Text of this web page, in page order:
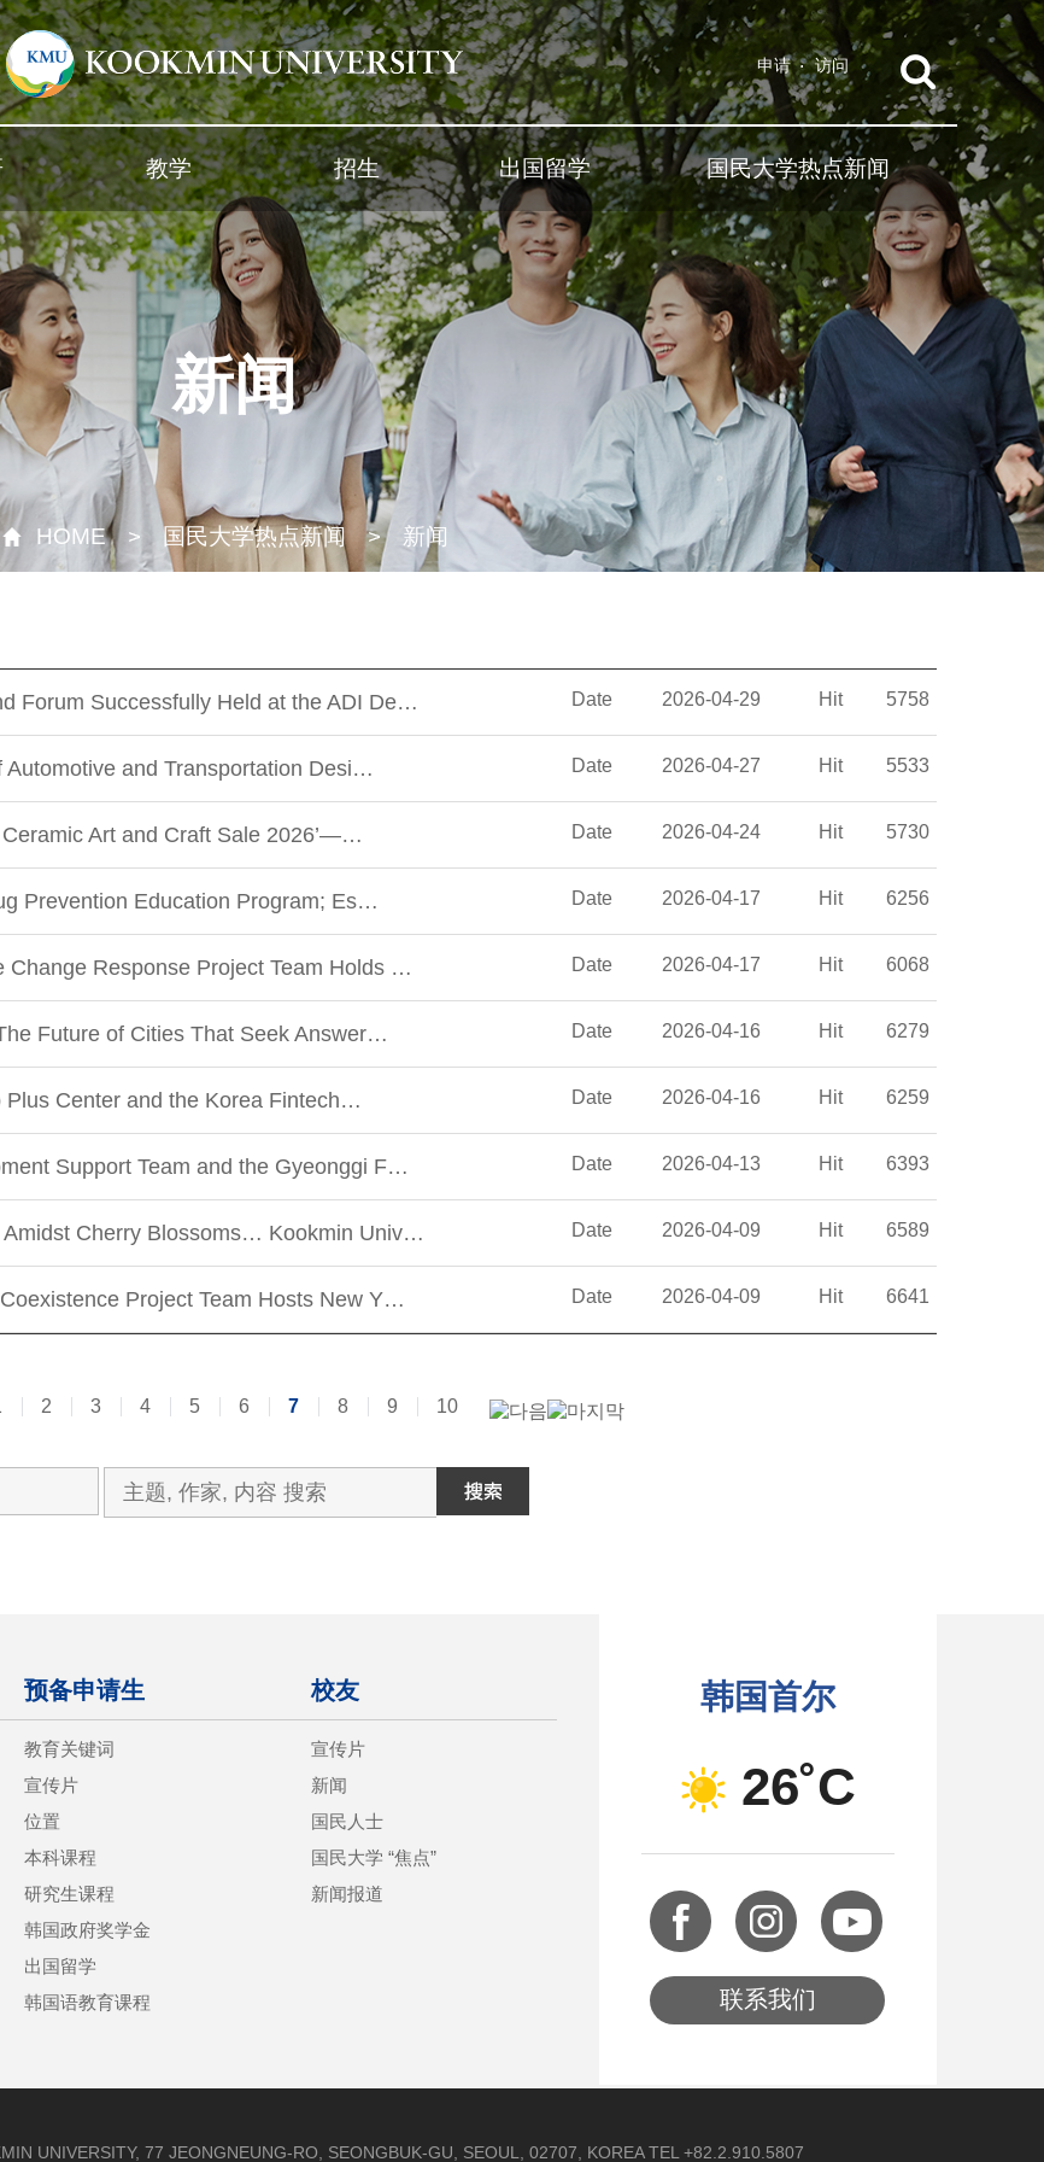
申请 访问
教学 招生 出国留学 国民大学热点新闻
新闻
HOME 国民大学热点新闻 新闻
Forum Successfully Held at the ADI De… Date 2026-04-29 Hit 5758
Automotive and Transportation Desi… Date 2026-04-27 Hit 5533
Art and Craft Sale 2026’—… Date 2026-04-24 Hit 5730
Prevention Education Program; Es… Date 2026-04-17 Hit 6256
Change Response Project Team Holds … Date 2026-04-17 Hit 6068
Future of Cities That Seek Answer… Date 2026-04-16 Hit 6279
Plus Center and the Korea Fintech… Date 2026-04-16 Hit 6259
Support Team and the Gyeonggi F… Date 2026-04-13 Hit 6393
Cherry Blossoms… Kookmin Univ… Date 2026-04-09 Hit 6589
Project Team Hosts New Y… Date 2026-04-09 Hit 6641
2 3 4 5 6 7 8 9 10
预备申请生
教育关键词
宣传片
位置
本科课程
研究生课程
韩国政府奖学金
出国留学
韩国语教育课程
校友
宣传片
新闻
国民人士
国民大学 “焦点”
新闻报道
韩国首尔
26˚C
联系我们
UNIVERSITY, 77 JEONGNEUNG-RO, SEONGBUK-GU, SEOUL, 02707, KOREA TEL +82.2.910.5807